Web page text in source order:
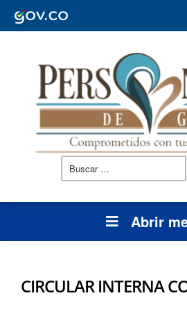
Buscar:
Abrir
CIRCULAR INTERNA